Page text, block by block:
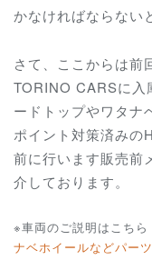
かなければならない
さて、ここからは前
TORINO CARSに入
ードトップやワタナ
ポイント対策済みの
前に行います販売前
介しております。
※車両のご説明はこち
ナベホイールなどパー